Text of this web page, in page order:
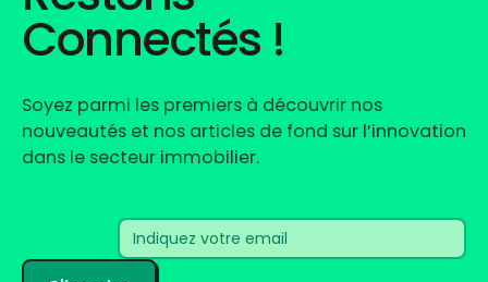
Robin Rivaton
Connectés !
Soyez parmi les premiers à découvrir nos
nouveautés et nos articles de fond sur l’innovation
dans le secteur immobilier.